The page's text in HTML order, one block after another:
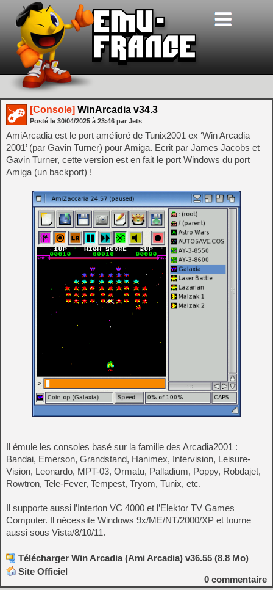
[Console] WinArcadia v34.3
Posté le 30/04/2025 à 23:46 par Jets
AmiArcadia est le port amélioré de Tunix2001 ex ‘Win Arcadia
2001’ (par Gavin Turner) pour Amiga. Ecrit par James Jacobs et
Gavin Turner, cette version est en fait le port Windows du port
Amiga (un backport) !
Il émule les consoles basé sur la famille des Arcadia2001 :
Bandai, Emerson, Grandstand, Hanimex, Intervision, Leisure-
Vision, Leonardo, MPT-03, Ormatu, Palladium, Poppy, Robdajet,
Rowtron, Tele-Fever, Tempest, Tryom, Tunix, etc.
Il supporte aussi l’Interton VC 4000 et l’Elektor TV Games
Computer. Il nécessite Windows 9x/ME/NT/2000/XP et tourne
aussi sous Vista/8/10/11.
Télécharger Win Arcadia (Ami Arcadia) v36.55 (8.8 Mo)
Site Officiel
0 commentaire